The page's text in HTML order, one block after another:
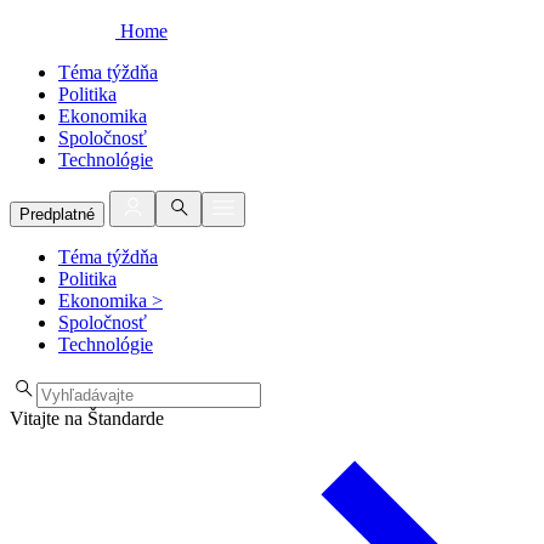
Home
Téma týždňa
Politika
Ekonomika
Spoločnosť
Technológie
Predplatné
Téma týždňa
Politika
Ekonomika >
Spoločnosť
Technológie
Vitajte na Štandarde